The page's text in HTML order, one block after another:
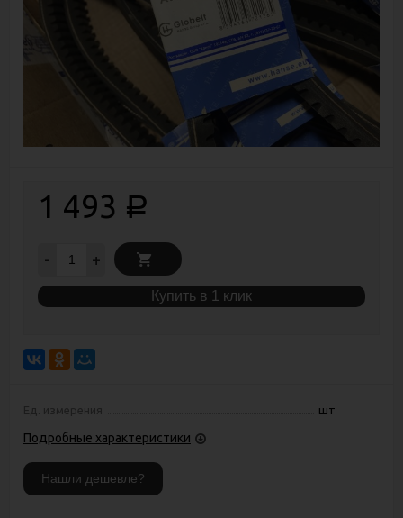
1 493 Р
- +
Купить в 1 клик
Ед. измерения шт
Подробные характеристики